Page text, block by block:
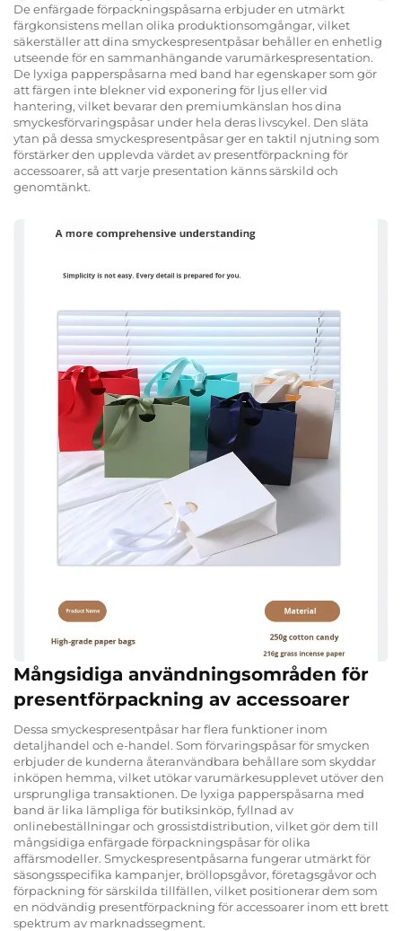
De enfärgade förpackningspåsarna erbjuder en utmärkt
färgkonsistens mellan olika produktionsomgångar, vilket
säkerställer att dina smyckespresentpåsar behåller en enhetlig
utseende för en sammanhängande varumärkespresentation.
De lyxiga papperspåsarna med band har egenskaper som gör
att färgen inte blekner vid exponering för ljus eller vid
hantering, vilket bevarar den premiumkänslan hos dina
smyckesförvaringspåsar under hela deras livscykel. Den släta
ytan på dessa smyckespresentpåsar ger en taktil njutning som
förstärker den upplevda värdet av presentförpackning för
accessoarer, så att varje presentation känns särskild och
genomtänkt.
Mångsidiga användningsområden för
presentförpackning av accessoarer
Dessa smyckespresentpåsar har flera funktioner inom
detaljhandel och e-handel. Som förvaringspåsar för smycken
erbjuder de kunderna återanvändbara behållare som skyddar
inköpen hemma, vilket utökar varumärkesupplevet utöver den
ursprungliga transaktionen. De lyxiga papperspåsarna med
band är lika lämpliga för butiksinköp, fyllnad av
onlinebeställningar och grossistdistribution, vilket gör dem till
mångsidiga enfärgade förpackningspåsar för olika
affärsmodeller. Smyckespresentpåsarna fungerar utmärkt för
säsongsspecifika kampanjer, bröllopsgåvor, företagsgåvor och
förpackning för särskilda tillfällen, vilket positionerar dem som
en nödvändig presentförpackning för accessoarer inom ett brett
spektrum av marknadssegment.